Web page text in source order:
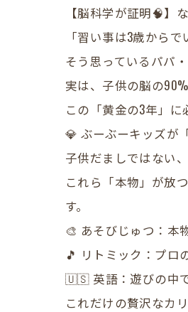
【脳科学が証明🧠】
「習い事は3歳からで
そう思っているパパ
実は、子供の脳の
この「黄金の3年」
​💎 ぶーぶーキッズが
子供だましではない
これら「本物」が放
す。
​🎨 あそびじゅつ：本
🎵 リトミック：プロ
🇺🇸 英語：遊びの中
これだけの贅沢なカ